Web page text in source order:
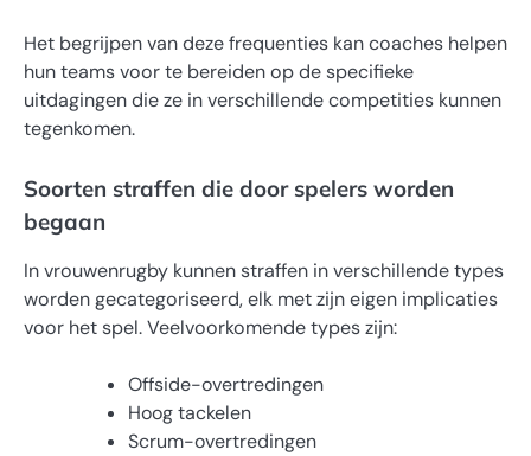
Het begrijpen van deze frequenties kan coaches helpen
hun teams voor te bereiden op de specifieke
uitdagingen die ze in verschillende competities kunnen
tegenkomen.
Soorten straffen die door spelers worden
begaan
In vrouwenrugby kunnen straffen in verschillende types
worden gecategoriseerd, elk met zijn eigen implicaties
voor het spel. Veelvoorkomende types zijn:
Offside-overtredingen
Hoog tackelen
Scrum-overtredingen